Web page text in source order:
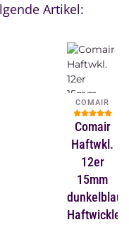
Artikel:
COMAIR
Comair
Haftwkl.
12er
15mm
dunkelblau
Haftwickler